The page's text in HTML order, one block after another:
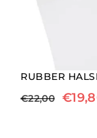
€22,00 €